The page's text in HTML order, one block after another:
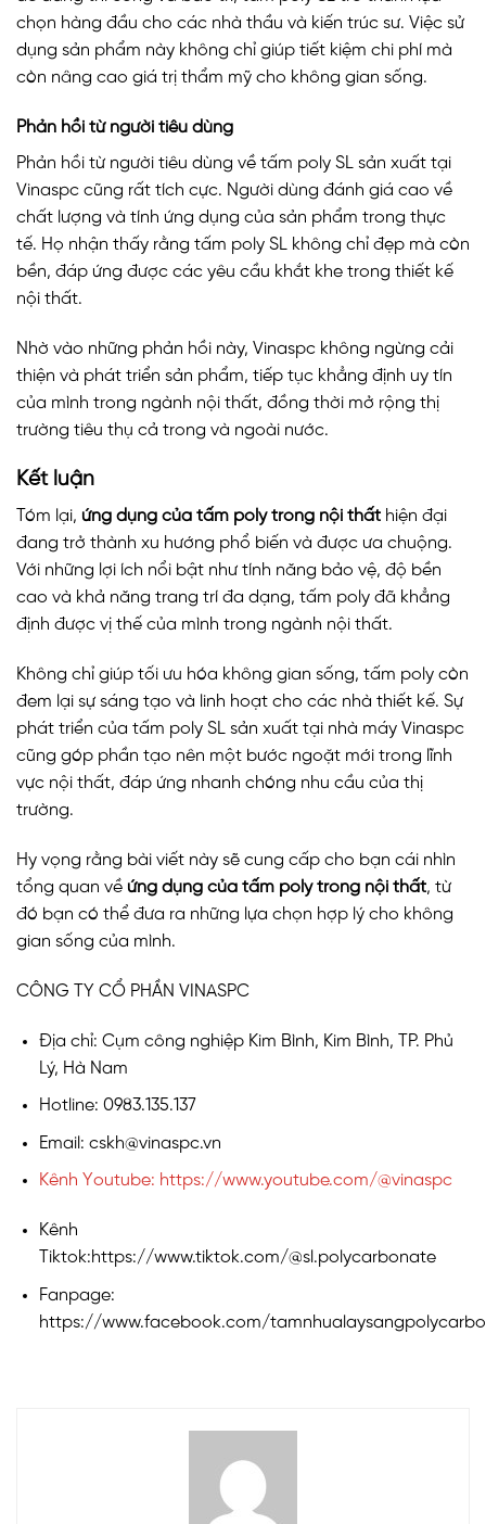
chọn hàng đầu cho các nhà thầu và kiến trúc sư. Việc sử
dụng sản phẩm này không chỉ giúp tiết kiệm chi phí mà
còn nâng cao giá trị thẩm mỹ cho không gian sống.
Phản hồi từ người tiêu dùng
Phản hồi từ người tiêu dùng về tấm poly SL sản xuất tại
Vinaspc cũng rất tích cực. Người dùng đánh giá cao về
chất lượng và tính ứng dụng của sản phẩm trong thực
tế. Họ nhận thấy rằng tấm poly SL không chỉ đẹp mà còn
bền, đáp ứng được các yêu cầu khắt khe trong thiết kế
nội thất.
Nhờ vào những phản hồi này, Vinaspc không ngừng cải
thiện và phát triển sản phẩm, tiếp tục khẳng định uy tín
của mình trong ngành nội thất, đồng thời mở rộng thị
trường tiêu thụ cả trong và ngoài nước.
Kết luận
Tóm lại, ứng dụng của tấm poly trong nội thất hiện đại
đang trở thành xu hướng phổ biến và được ưa chuộng.
Với những lợi ích nổi bật như tính năng bảo vệ, độ bền
cao và khả năng trang trí đa dạng, tấm poly đã khẳng
định được vị thế của mình trong ngành nội thất.
Không chỉ giúp tối ưu hóa không gian sống, tấm poly còn
đem lại sự sáng tạo và linh hoạt cho các nhà thiết kế. Sự
phát triển của tấm poly SL sản xuất tại nhà máy Vinaspc
cũng góp phần tạo nên một bước ngoặt mới trong lĩnh
vực nội thất, đáp ứng nhanh chóng nhu cầu của thị
trường.
Hy vọng rằng bài viết này sẽ cung cấp cho bạn cái nhìn
tổng quan về ứng dụng của tấm poly trong nội thất, từ
đó bạn có thể đưa ra những lựa chọn hợp lý cho không
gian sống của mình.
CÔNG TY CỔ PHẦN VINASPC
Địa chỉ: Cụm công nghiệp Kim Bình, Kim Bình, TP. Phủ
Lý, Hà Nam
Hotline: 0983.135.137
Email: cskh@vinaspc.vn
Kênh Youtube: https://www.youtube.com/@vinaspc
Kênh
Tiktok:https://www.tiktok.com/@sl.polycarbonate
Fanpage:
https://www.facebook.com/